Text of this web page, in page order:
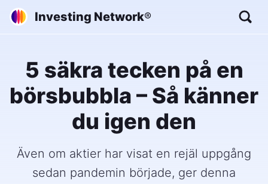
Investing Network®
5 säkra tecken på en
börsbubbla – Så känner
du igen den
Även om aktier har visat en rejäl uppgång
sedan pandemin började, ger denna